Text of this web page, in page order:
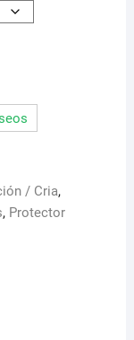
/ Cria,
, Protector